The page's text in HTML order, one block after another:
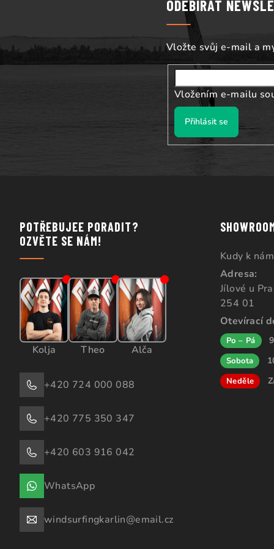
t
í
ODEBÍRAT
Vložte svůj e-mail a
Vložením e-mailu
Přihlásit se
POTŘEBUJEE PORADIT?
OZVĚTE SE NÁM!
Kolja Theo Alča
+420 724 000 088
+420 775 350 347
+420 603 916 042
WhatsApp
windsurfingkarlin@email.cz
Kudy k
Adresa:
Jílové u
254 01
Otevírací
Po – Pá
Sobota
Neděle